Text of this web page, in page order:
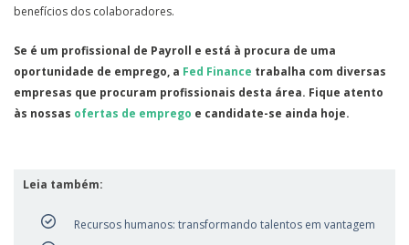
benefícios dos colaboradores.
Se é um profissional de Payroll e está à procura de uma
oportunidade de emprego, a Fed Finance trabalha com diversas
empresas que procuram profissionais desta área. Fique atento
às nossas ofertas de emprego e candidate-se ainda hoje.
Leia também:
Recursos humanos: transformando talentos em vantagem